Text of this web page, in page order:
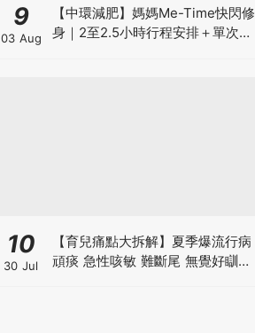
9
03 Aug
【中環減肥】媽媽Me-Time快閃修
身｜2至2.5小時行程安排＋單次收
10
30 Jul
【育兒痛點大拆解】夏季爆流行病
頑痰 急性咳敏 難斷尾 無覺好瞓？